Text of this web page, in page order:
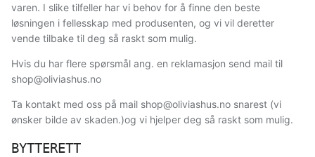
varen. I slike tilfeller har vi behov for å finne den beste
løsningen i fellesskap med produsenten, og vi vil deretter
vende tilbake til deg så raskt som mulig.
Hvis du har flere spørsmål ang. en reklamasjon send mail til
shop@oliviashus.no
Ta kontakt med oss på mail shop@oliviashus.no snarest (vi
ønsker bilde av skaden.)og vi hjelper deg så raskt som mulig.
BYTTERETT